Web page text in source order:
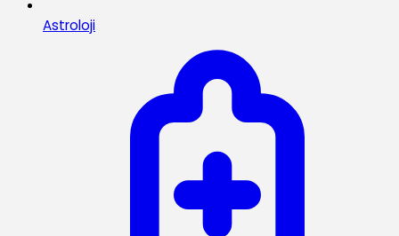
Astroloji